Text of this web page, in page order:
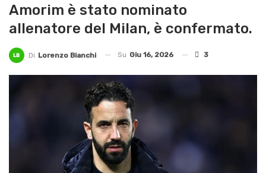
Amorim è stato nominato
allenatore del Milan, è confermato.
Di Lorenzo Bianchi Su Giu 16, 2026 3